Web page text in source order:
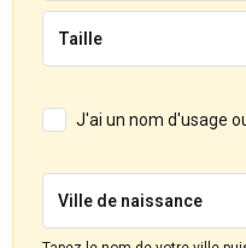
Taille
J'ai un nom d'usage
Ville de naissance